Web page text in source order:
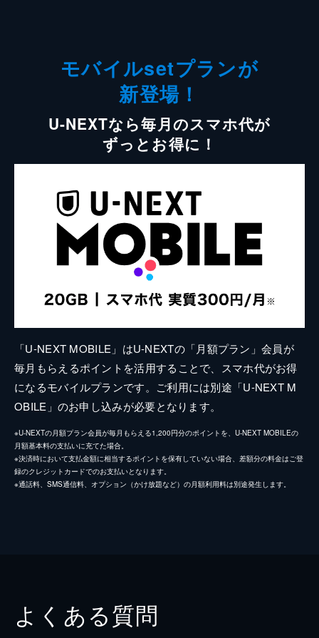
モバイルsetプランが
新登場！
U-NEXTなら毎月のスマホ代が
ずっとお得に！
「U-NEXT MOBILE」はU-NEXTの「月額プラン」会員が
毎月もらえるポイントを活用することで、スマホ代がお得
になるモバイルプランです。ご利用には別途「U-NEXT M
OBILE」のお申し込みが必要となります。
※U-NEXTの月額プラン会員が毎月もらえる1,200円分のポイントを、U-NEXT MOBILEの
月額基本料の支払いに充てた場合。
※決済時において支払金額に相当するポイントを保有していない場合、差額分の料金はご登
録のクレジットカードでのお支払いとなります。
※通話料、SMS通信料、オプション（かけ放題など）の月額利用料は別途発生します。
よくある質問